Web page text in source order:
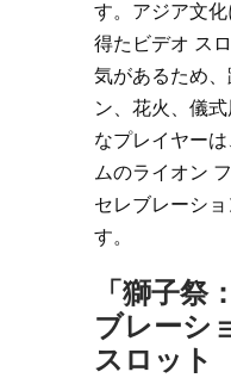
す。アジア文
得たビデオ ス
気があるため
ン、花火、儀
なプレイヤー
ムのライオン
セレブレーシ
す。
「獅子祭
ブレーシ
スロット